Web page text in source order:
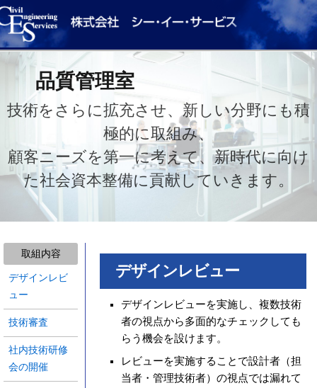
技術をさらに拡充させ、新しい分野にも積
極的に取組み、
顧客ニーズを第一に考えて、新時代に向け
た社会資本整備に貢献していきます。
品質管理室
取組内容
デザインレビ
ュー
技術審査
社内技術研修
会の開催
デザインレビュー
デザインレビューを実施し、複数技術
者の視点から多面的なチェックしても
らう機会を設けます。
レビューを実施することで設計者（担
当者・管理技術者）の視点では漏れて